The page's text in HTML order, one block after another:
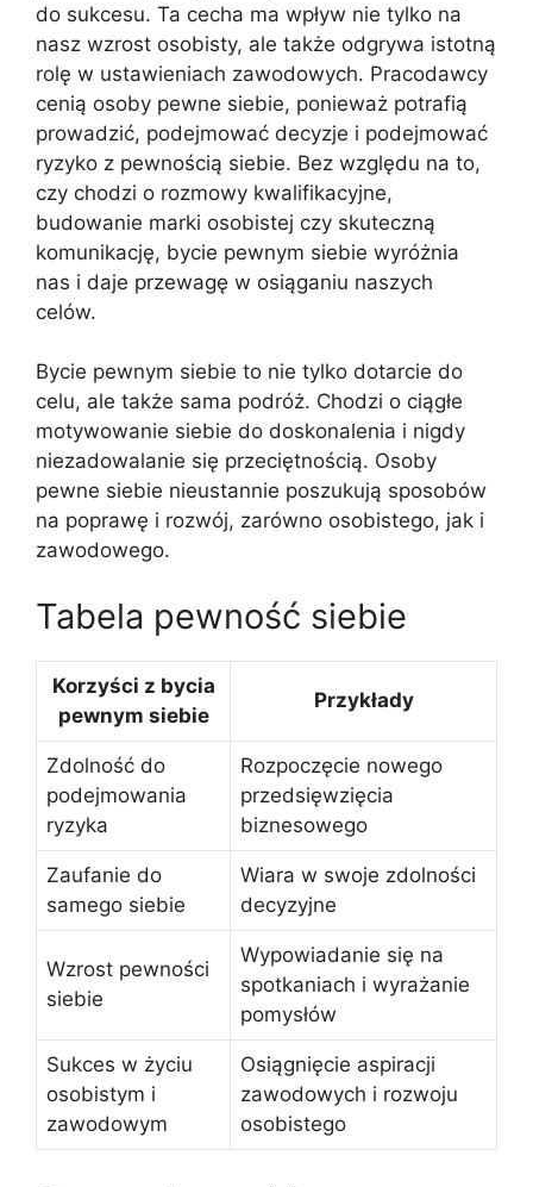
do sukcesu. Ta cecha ma wpływ nie tylko na
nasz wzrost osobisty, ale także odgrywa istotną
rolę w ustawieniach zawodowych. Pracodawcy
cenią osoby pewne siebie, ponieważ potrafią
prowadzić, podejmować decyzje i podejmować
ryzyko z pewnością siebie. Bez względu na to,
czy chodzi o rozmowy kwalifikacyjne,
budowanie marki osobistej czy skuteczną
komunikację, bycie pewnym siebie wyróżnia
nas i daje przewagę w osiąganiu naszych
celów.
Bycie pewnym siebie to nie tylko dotarcie do
celu, ale także sama podróż. Chodzi o ciągłe
motywowanie siebie do doskonalenia i nigdy
niezadowalanie się przeciętnością. Osoby
pewne siebie nieustannie poszukują sposobów
na poprawę i rozwój, zarówno osobistego, jak i
zawodowego.
Tabela pewność siebie
Korzyści z bycia
pewnym siebie
Przykłady
Zdolność do
podejmowania
ryzyka
Rozpoczęcie nowego
przedsięwzięcia
biznesowego
Zaufanie do
samego siebie
Wiara w swoje zdolności
decyzyjne
Wzrost pewności
siebie
Wypowiadanie się na
spotkaniach i wyrażanie
pomysłów
Sukces w życiu
osobistym i
zawodowym
Osiągnięcie aspiracji
zawodowych i rozwoju
osobistego